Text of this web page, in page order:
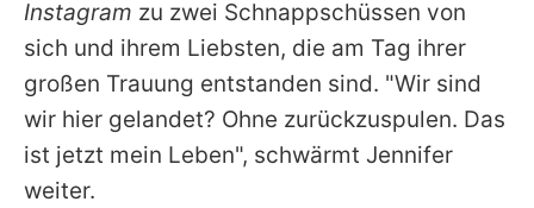
Instagram zu zwei Schnappschüssen von
sich und ihrem Liebsten, die am Tag ihrer
großen Trauung entstanden sind. "Wir sind
wir hier gelandet? Ohne zurückzuspulen. Das
ist jetzt mein Leben", schwärmt Jennifer
weiter.